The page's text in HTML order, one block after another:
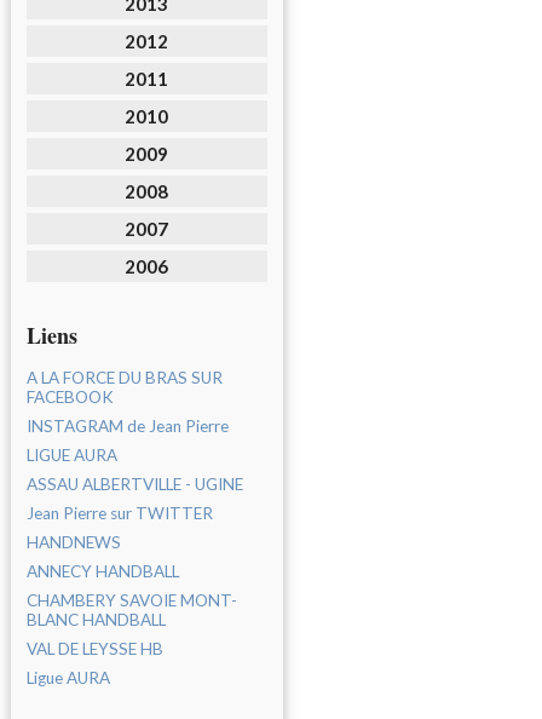
2012
2011
2010
2009
2008
2007
2006
Liens
A LA FORCE DU BRAS SUR
FACEBOOK
INSTAGRAM de Jean Pierre
LIGUE AURA
ASSAU ALBERTVILLE - UGINE
Jean Pierre sur TWITTER
HANDNEWS
ANNECY HANDBALL
CHAMBERY SAVOIE MONT-
BLANC HANDBALL
VAL DE LEYSSE HB
Ligue AURA